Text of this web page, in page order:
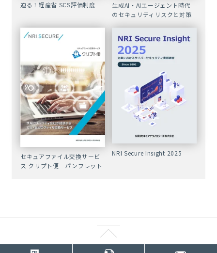
迫る！経産省 SCS評価制度
生成AI・AIエージェント時代
のセキュリティリスクと対策
セキュアファイル交換サービ
ス クリプト便 パンフレット
NRI Secure Insight 2025